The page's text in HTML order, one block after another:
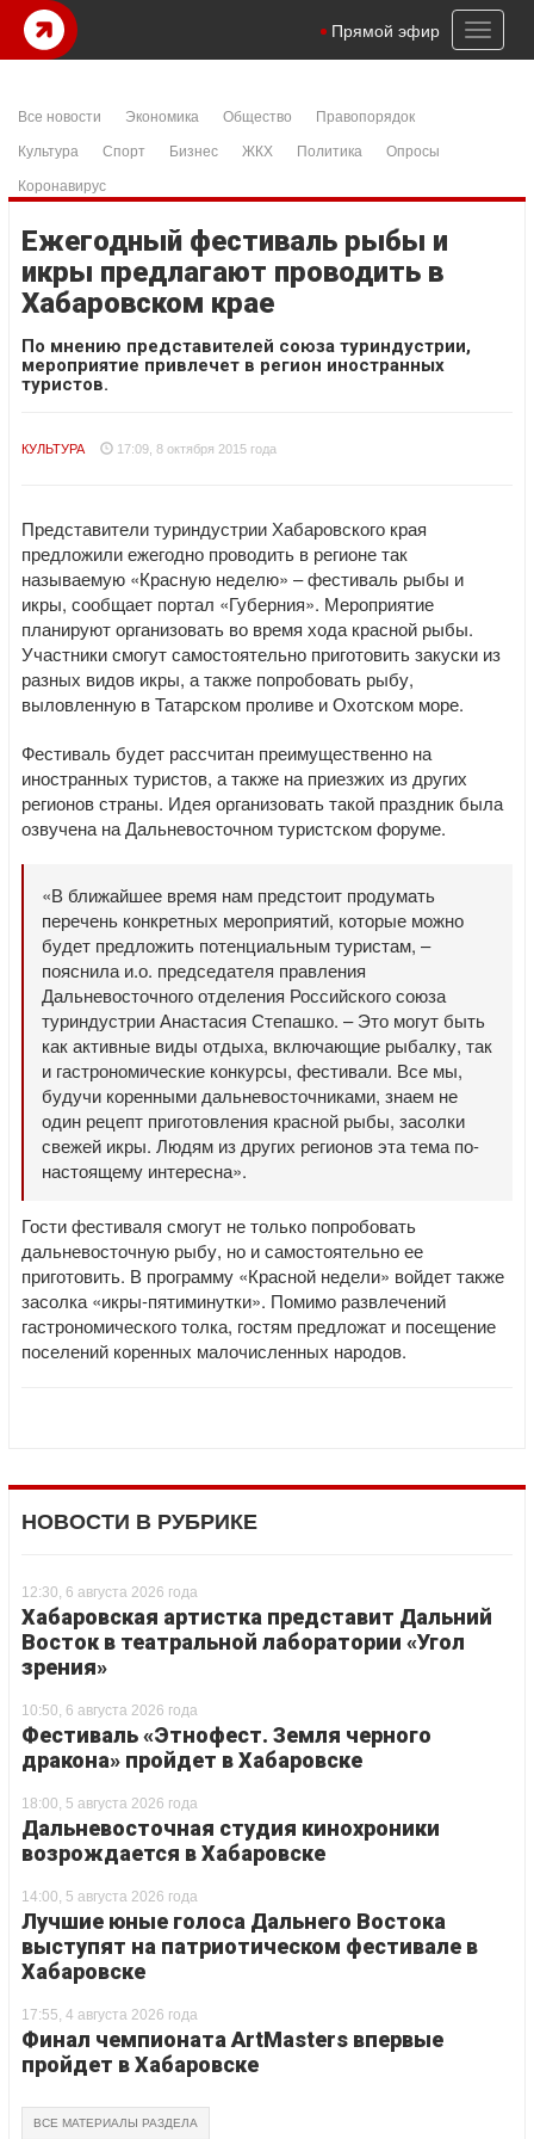
Toggle
Прямой эфир
Все новости Экономика Общество
Правопорядок
Культура
Спорт Бизнес ЖКХ Политика
Опросы
Коронавирус
Ежегодный фестиваль рыбы и
икры предлагают проводить в
Хабаровском крае
По мнению представителей союза туриндустрии,
мероприятие привлечет в регион иностранных
туристов.
КУЛЬТУРА 17:09, 8 октября 2015 года
Представители туриндустрии Хабаровского края
предложили ежегодно проводить в регионе так
называемую «Красную неделю» – фестиваль рыбы и
икры, сообщает портал «Губерния». Мероприятие
планируют организовать во время хода красной рыбы.
Участники смогут самостоятельно приготовить закуски из
разных видов икры, а также попробовать рыбу,
выловленную в Татарском проливе и Охотском море.
Фестиваль будет рассчитан преимущественно на
иностранных туристов, а также на приезжих из других
регионов страны. Идея организовать такой праздник была
озвучена на Дальневосточном туристском форуме.
«В ближайшее время нам предстоит продумать
перечень конкретных мероприятий, которые можно
будет предложить потенциальным туристам, –
пояснила и.о. председателя правления
Дальневосточного отделения Российского союза
туриндустрии Анастасия Степашко. – Это могут быть
как активные виды отдыха, включающие рыбалку, так
и гастрономические конкурсы, фестивали. Все мы,
будучи коренными дальневосточниками, знаем не
один рецепт приготовления красной рыбы, засолки
свежей икры. Людям из других регионов эта тема по-
настоящему интересна».
Гости фестиваля смогут не только попробовать
дальневосточную рыбу, но и самостоятельно ее
приготовить. В программу «Красной недели» войдет также
засолка «икры-пятиминутки». Помимо развлечений
гастрономического толка, гостям предложат и посещение
поселений коренных малочисленных народов.
НОВОСТИ В РУБРИКЕ
12:30, 6 августа 2026 года
Хабаровская артистка представит Дальний
Восток в театральной лаборатории «Угол
зрения»
10:50, 6 августа 2026 года
Фестиваль «Этнофест. Земля черного
дракона» пройдет в Хабаровске
18:00, 5 августа 2026 года
Дальневосточная студия кинохроники
возрождается в Хабаровске
14:00, 5 августа 2026 года
Лучшие юные голоса Дальнего Востока
выступят на патриотическом фестивале в
Хабаровске
17:55, 4 августа 2026 года
Финал чемпионата ArtMasters впервые
пройдет в Хабаровске
ВСЕ МАТЕРИАЛЫ РАЗДЕЛА